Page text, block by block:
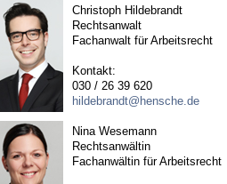
Christoph Hildebrandt
Rechtsanwalt
Fachanwalt für Arbeitsrecht
Kontakt:
030 / 26 39 620
hildebrandt@hensche.de
Nina Wesemann
Rechtsanwältin
Fachanwältin für Arbeitsrecht